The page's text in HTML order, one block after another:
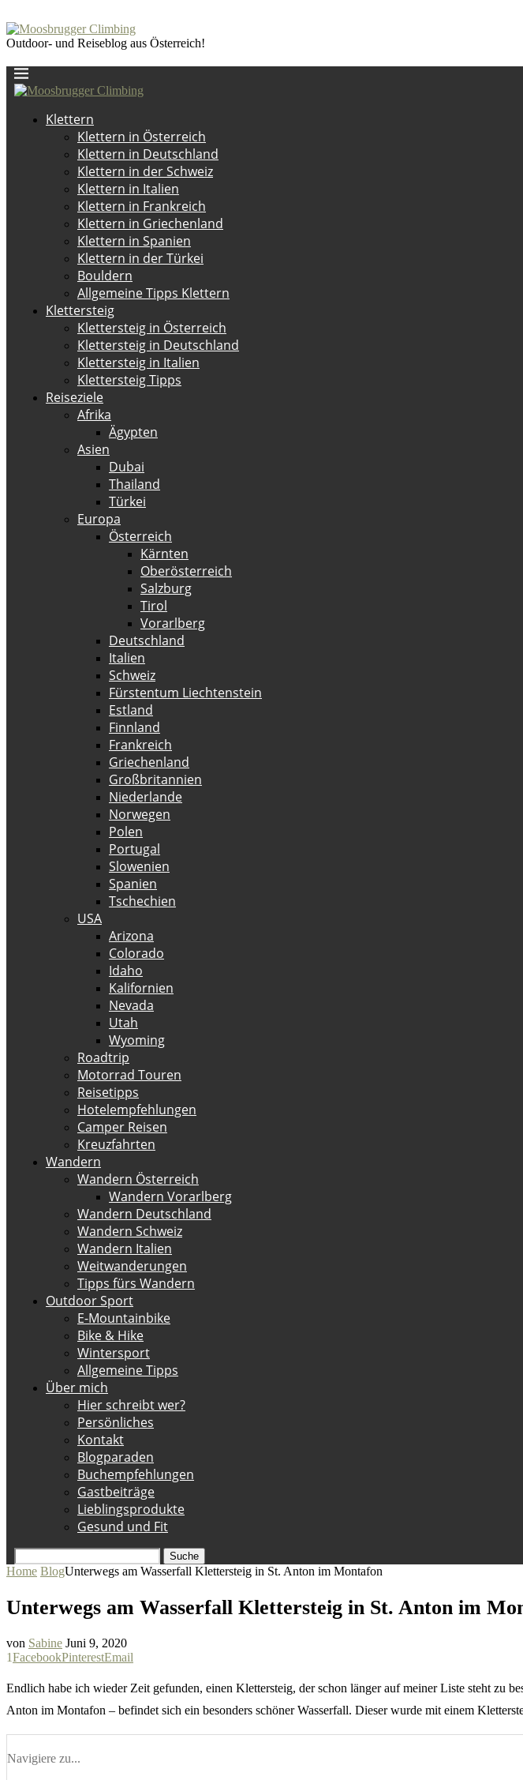
Outdoor- und Reiseblog aus Österreich!
Klettern
Klettern in Österreich
Klettern in Deutschland
Klettern in der Schweiz
Klettern in Italien
Klettern in Frankreich
Klettern in Griechenland
Klettern in Spanien
Klettern in der Türkei
Bouldern
Allgemeine Tipps Klettern
Klettersteig
Klettersteig in Österreich
Klettersteig in Deutschland
Klettersteig in Italien
Klettersteig Tipps
Reiseziele
Afrika
Ägypten
Asien
Dubai
Thailand
Türkei
Europa
Österreich
Kärnten
Oberösterreich
Salzburg
Tirol
Vorarlberg
Deutschland
Italien
Schweiz
Fürstentum Liechtenstein
Estland
Finnland
Frankreich
Griechenland
Großbritannien
Niederlande
Norwegen
Polen
Portugal
Slowenien
Spanien
Tschechien
USA
Arizona
Colorado
Idaho
Kalifornien
Nevada
Utah
Wyoming
Roadtrip
Motorrad Touren
Reisetipps
Hotelempfehlungen
Camper Reisen
Kreuzfahrten
Wandern
Wandern Österreich
Wandern Vorarlberg
Wandern Deutschland
Wandern Schweiz
Wandern Italien
Weitwanderungen
Tipps fürs Wandern
Outdoor Sport
E-Mountainbike
Bike & Hike
Wintersport
Allgemeine Tipps
Über mich
Hier schreibt wer?
Persönliches
Kontakt
Blogparaden
Buchempfehlungen
Gastbeiträge
Lieblingsprodukte
Gesund und Fit
Suche
Home BlogUnterwegs am Wasserfall Klettersteig in St. Anton im Montafon
Unterwegs am Wasserfall Klettersteig in St. Anton im
von Sabine Juni 9, 2020
1FacebookPinterestEmail
Endlich habe ich wieder Zeit gefunden, einen Klettersteig, der schon länger auf meiner Liste steht zu
Anton im Montafon – befindet sich ein besonders schöner Wasserfall. Dieser wurde mit einem
Navigiere zu...